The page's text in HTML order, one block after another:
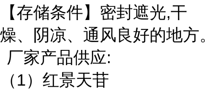
【存储条件】密封遮光,干
燥、阴凉、通风良好的地方。
厂家产品供应:
（1）红景天苷